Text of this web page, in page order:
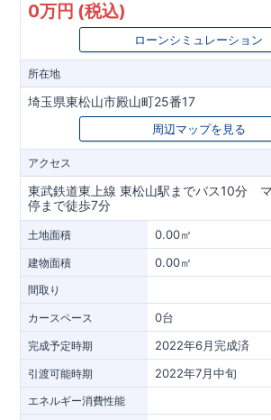
0万円 (税込)
ローンシミュレーション
所在地
埼玉県東松山市殿山町25番17
周辺マップを見る
アクセス
東武鉄道東上線 東松山駅までバス10分
停まで徒歩7分
土地面積 0.00㎡
建物面積 0.00㎡
間取り
カースペース 0台
完成予定時期 2022年6月完成済
引渡可能時期 2022年7月中旬
エネルギー消費性能